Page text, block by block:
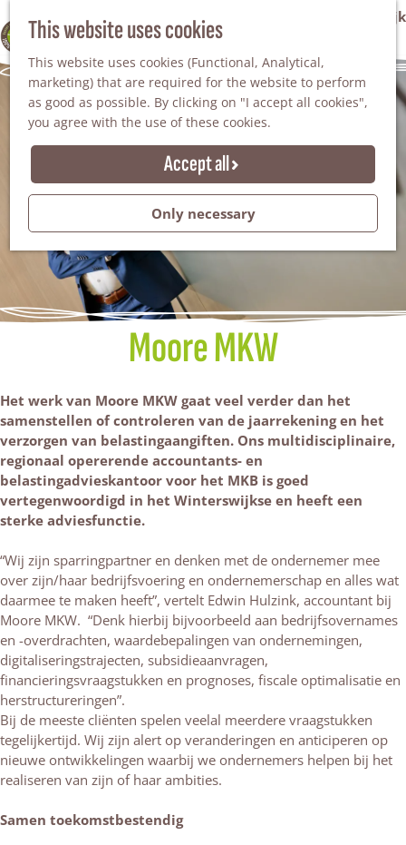
This website uses cookies
This website uses cookies (Functional, Analytical,
marketing) that are required for the website to perform
as good as possible. By clicking on "I accept all cookies",
you agree with the use of these cookies.
Accept all
Only necessary
100% WINTERSWIJK
M
e
n
u
VVV Tourist Information Office Winterswijk
AGENDA
Moore MKW
Het werk van Moore MKW gaat veel verder dan het
samenstellen of controleren van de jaarrekening en het
verzorgen van belastingaangiften. Ons multidisciplinaire,
regionaal opererende accountants- en
belastingadvieskantoor voor het MKB is goed
vertegenwoordigd in het Winterswijkse en heeft een
sterke adviesfunctie.
“Wij zijn sparringpartner en denken met de ondernemer mee
over zijn/haar bedrijfsvoering en ondernemerschap en alles wat
daarmee te maken heeft”, vertelt Edwin Hulzink, accountant bij
Moore MKW. “Denk hierbij bijvoorbeeld aan bedrijfsovernames
en -overdrachten, waardebepalingen van ondernemingen,
digitaliseringstrajecten, subsidieaanvragen,
financieringsvraagstukken en prognoses, fiscale optimalisatie en
herstructureringen”.
Bij de meeste cliënten spelen veelal meerdere vraagstukken
tegelijkertijd. Wij zijn alert op veranderingen en anticiperen op
nieuwe ontwikkelingen waarbij we ondernemers helpen bij het
realiseren van zijn of haar ambities.
Samen toekomstbestendig